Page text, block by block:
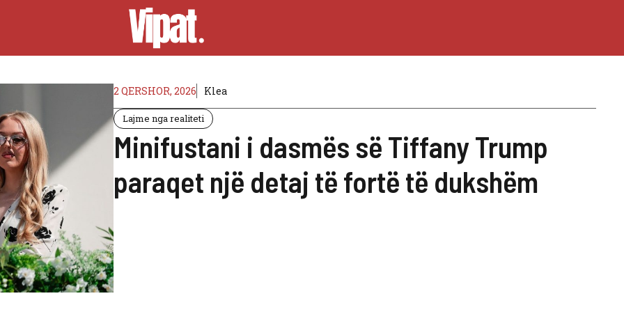
2 QERSHOR, 2026 Klea
Lajme nga realiteti
Minifustani i dasmës së Tiffany Trump
paraqet një detaj të fortë të dukshëm